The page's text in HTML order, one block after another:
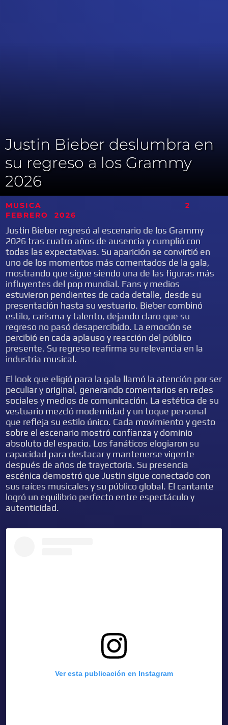
Justin Bieber deslumbra en
su regreso a los Grammy
2026
MUSICA 2
FEBRERO
2026
Justin Bieber regresó al escenario de los Grammy
2026 tras cuatro años de ausencia y cumplió con
todas las expectativas. Su aparición se convirtió en
uno de los momentos más comentados de la gala,
mostrando que sigue siendo una de las figuras más
influyentes del pop mundial. Fans y medios
estuvieron pendientes de cada detalle, desde su
presentación hasta su vestuario. Bieber combinó
estilo, carisma y talento, dejando claro que su
regreso no pasó desapercibido. La emoción se
percibió en cada aplauso y reacción del público
presente. Su regreso reafirma su relevancia en la
industria musical.
El look que eligió para la gala llamó la atención por ser
peculiar y original, generando comentarios en redes
sociales y medios de comunicación. La estética de su
vestuario mezcló modernidad y un toque personal
que refleja su estilo único. Cada movimiento y gesto
sobre el escenario mostró confianza y dominio
absoluto del espacio. Los fanáticos elogiaron su
capacidad para destacar y mantenerse vigente
después de años de trayectoria. Su presencia
escénica demostró que Justin sigue conectado con
sus raíces musicales y su público global. El cantante
logró un equilibrio perfecto entre espectáculo y
autenticidad.
Ver esta publicación en Instagram